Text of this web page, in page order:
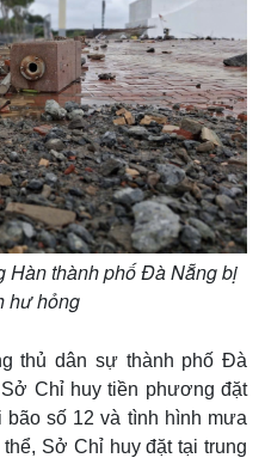
Multimedia
Video
Ảnh
E-Magazine
Infographic
Hàn thành phố Đà Nẵng bị
hư hỏng
thủ dân sự thành phố Đà
Chỉ huy tiền phương đặt
số 12 và tình hình mưa
Sở Chỉ huy đặt tại trung